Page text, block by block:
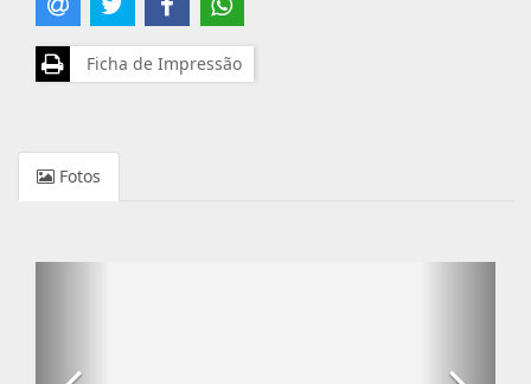
Ficha de Impressão
Fotos